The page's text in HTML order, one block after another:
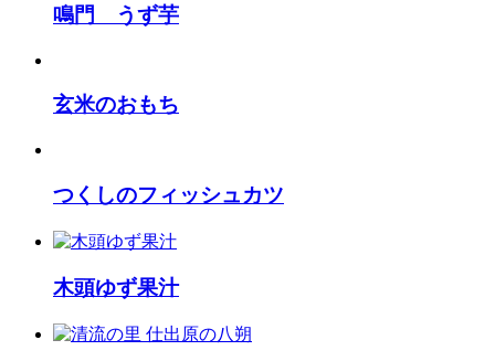
鳴門 うず芋
玄米のおもち
つくしのフィッシュカツ
木頭ゆず果汁